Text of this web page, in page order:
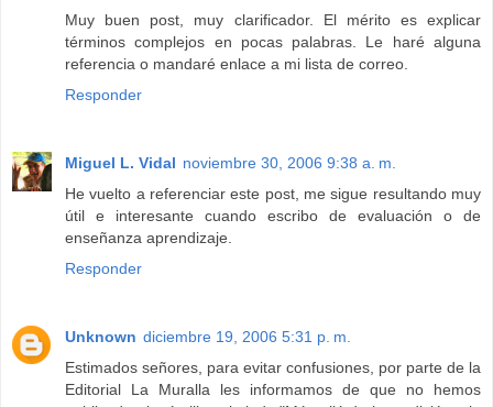
Muy buen post, muy clarificador. El mérito es explicar
términos complejos en pocas palabras. Le haré alguna
referencia o mandaré enlace a mi lista de correo.
Responder
Miguel L. Vidal noviembre 30, 2006 9:38 a. m.
He vuelto a referenciar este post, me sigue resultando muy
útil e interesante cuando escribo de evaluación o de
enseñanza aprendizaje.
Responder
Unknown diciembre 19, 2006 5:31 p. m.
Estimados señores, para evitar confusiones, por parte de la
Editorial La Muralla les informamos de que no hemos